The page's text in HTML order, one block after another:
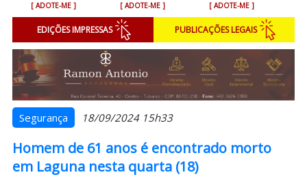
Segurança
Geral
Variedades
Colunistas
Podcasts
[ ADOTE-ME ] [ ADOTE-ME ] [ ADOTE-ME ]
EDIÇÕES IMPRESSAS PUBLICAÇÕES LEGAIS
Segurança 18/09/2024 15h33
Homem de 61 anos é encontrado morto
em Laguna nesta quarta (18)